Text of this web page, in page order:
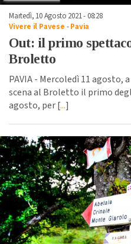
Martedì, 10 Agosto 2021 - 08:28
Vivere il Pavese -Pavia
Out: il primo
Broletto
PAVIA - Mercoledì 11 agosto,
scena al Broletto il primo
agosto, per [...]